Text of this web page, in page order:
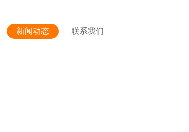
新闻动态 联系我们